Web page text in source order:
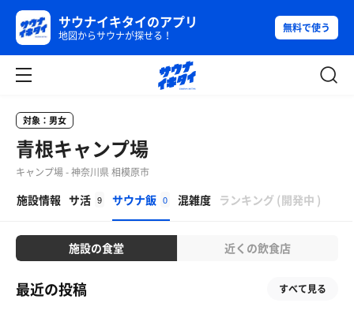
サウナイキタイのアプリ
地図からサウナが探せる！
無料で使う
対象：男女
青根キャンプ場
キャンプ場 - 神奈川県 相模原市
施設情報 サ活 9 サウナ飯 0 混雑度 ランキング (開発中 )
施設の食堂 近くの飲食店
最近の投稿 すべて見る